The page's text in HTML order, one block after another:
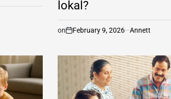
lokal?
on February 9, 2026 Annett